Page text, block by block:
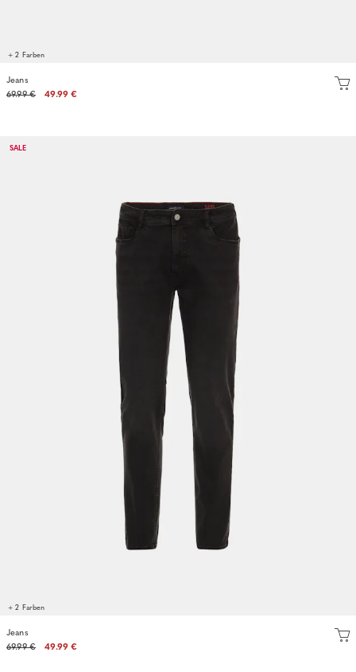
+ 2 Farben
Jeans
69.99 €
49.99 €
SALE
+ 2 Farben
Jeans
69.99 €
49.99 €